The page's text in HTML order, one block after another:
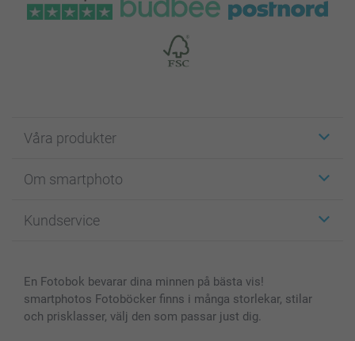
Våra produkter
Fotokort
Fotoböcker
Skal till Mobil & Surfplatta
MyNameBook
Om smartphoto
För affiliates
Sitemap
Villkor och garantier
Kundservice
smartbonus
Priser & betalning
En Fotobok bevarar dina minnen på bästa vis!
smartphotos Fotoböcker finns i många storlekar, stilar
och prisklasser, välj den som passar just dig.